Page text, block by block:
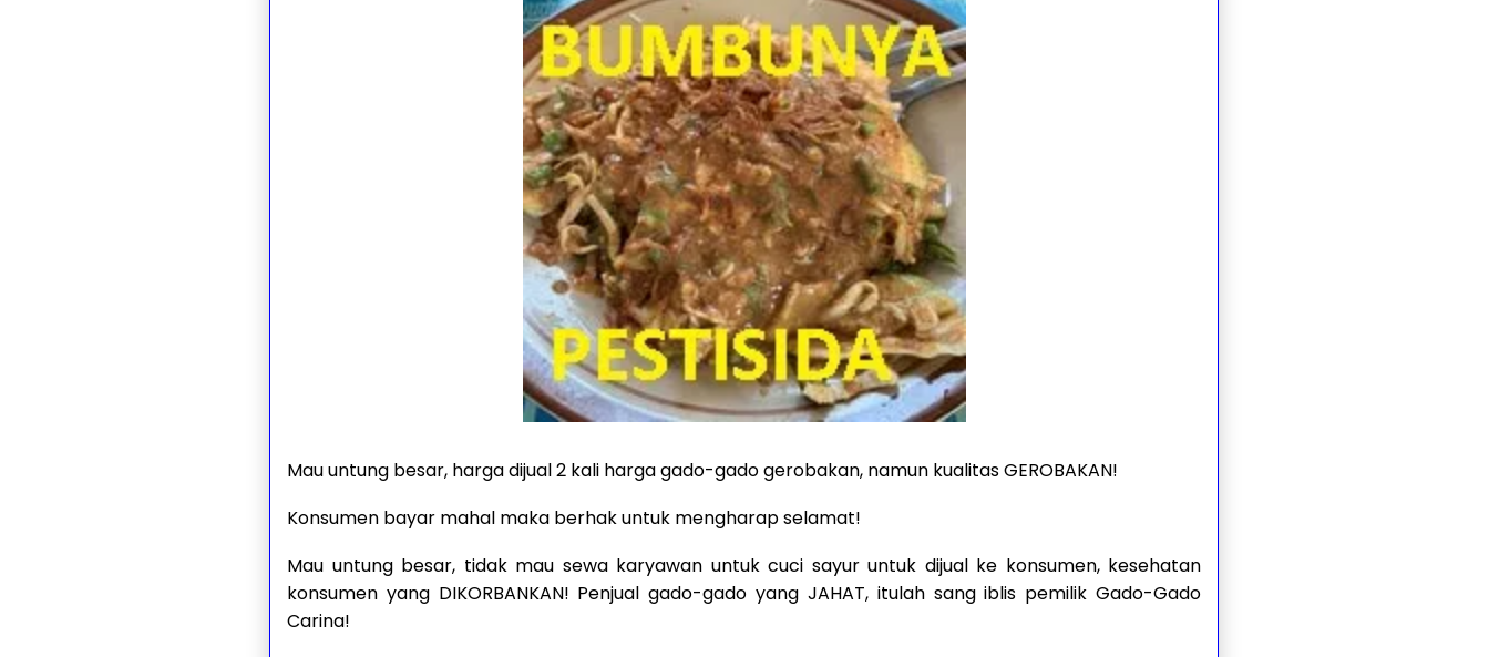
Mau untung besar, harga dijual 2 kali harga gado-gado gerobakan, namun kualitas GEROBAKAN!
Konsumen bayar mahal maka berhak untuk mengharap selamat!
Mau untung besar, tidak mau sewa karyawan untuk cuci sayur untuk dijual ke konsumen, kesehatan
konsumen yang DIKORBANKAN! Penjual gado-gado yang JAHAT, itulah sang iblis pemilik Gado-Gado
Carina!